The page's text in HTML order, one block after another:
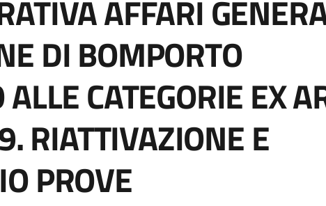
AFFARI
DI BOMPORTO
CATEGORIE EX
RIATTIVAZIONE E
PROVE